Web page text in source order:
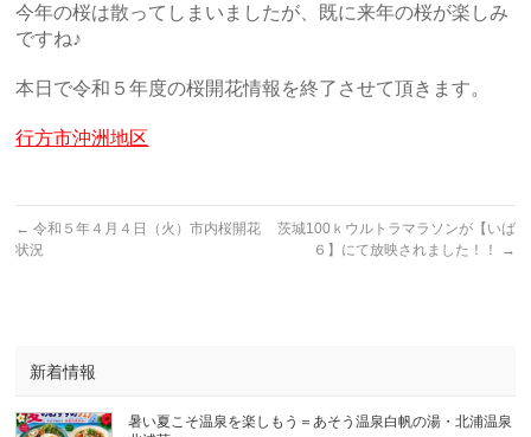
今年の桜は散ってしまいましたが、既に来年の桜が楽しみ
ですね♪
本日で令和５年度の桜開花情報を終了させて頂きます。
行方市沖洲地区
← 令和５年４月４日（火）市内桜開花
状況
茨城100ｋウルトラマラソンが【いば
６】にて放映されました！！
→
新着情報
暑い夏こそ温泉を楽しもう＝あそう温泉白帆の湯・北浦温泉